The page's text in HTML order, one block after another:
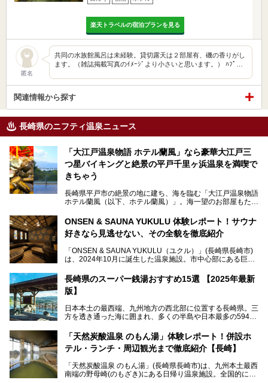
楽天トラベルの宿泊プランを見る
匿名
共同の水族館風呂は未経験。貸切露天は２部屋有、磯の香りがし
ます。（雑誌掲載写真のｲﾒｰｼﾞより小さいと思います。） ﾊﾌﾟ…
関連情報から探す
長崎県のニフティ温泉ニュース
「大江戸温泉物語 ホテル蘭風」なら豪華大江戸三
つ星バイキングと絶景の平戸千里ヶ浜温泉を満喫で
きちゃう
長崎県平戸市の絶景の地に建ち、海を臨む「大江戸温泉物語
ホテル蘭風（以下、ホテル蘭風）」。海一望のお部屋もたく
三つ星バイキング」がスタート！早速現地で体験してきまし
た。
ークなどおススメのポイントがたっぷりです！周辺観光情報
も含めてご紹介します。
───
提供元：大江戸温泉物語ホテルズ＆リゾーツ株式会社【P
R】
ONSEN & SAUNA YUKULU 体験レポート！サウナ
好きなら見逃せない、その全貌を徹底紹介
「ONSEN & SAUNA YUKULU（ユクル）」(長崎県長崎市)
は、2024年10月に誕生した温泉施設。市中心部にある巨大
当初から多くのサウナ―やスパ好きに注目されています。
そこで今回は、ニフティ温泉ライターである筆者が現地体
験。天然温泉・サウナ・水風呂・別途有料のプレミアムサウ
介します！
長崎県のスーパー銭湯おすすめ15選 【2025年最新
版】
日本本土の最西端、九州地方の西北部に位置する長崎県。三
方を透き通った海に囲まれ、多くの半島や日本最多の594も
しい景観の宝庫です。
長崎県にあるスーパー銭湯にも、長崎ならではの景観を存分
に楽しめる施設がいくつも見られます。眺望自慢が多い長崎
ましょう。
「天然炭酸温泉 のもん湯」体験レポート！併設ホ
テル・ランチ・周辺観光まで徹底紹介【長崎】
「天然炭酸温泉 のもん湯」(長崎県長崎市)は、九州本土最西
南端の野母崎(のもざき)にある日帰り温泉施設。全国的にも